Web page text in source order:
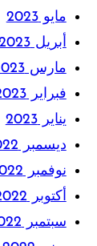
مايو 2023
أبريل 2023
مارس 2023
فبراير 2023
يناير 2023
ديسمبر 2022
نوفمبر 2022
أكتوبر 2022
سبتمبر 2022